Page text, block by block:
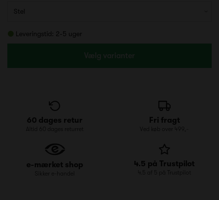
Leveringstid: 2-5 uger
Vælg varianter
60 dages retur
Altid 60 dages returret
Fri fragt
Ved køb over 499,-
e-mærket shop
Sikker e-handel
4.5 på Trustpilot
4.5 af 5 på Trustpilot